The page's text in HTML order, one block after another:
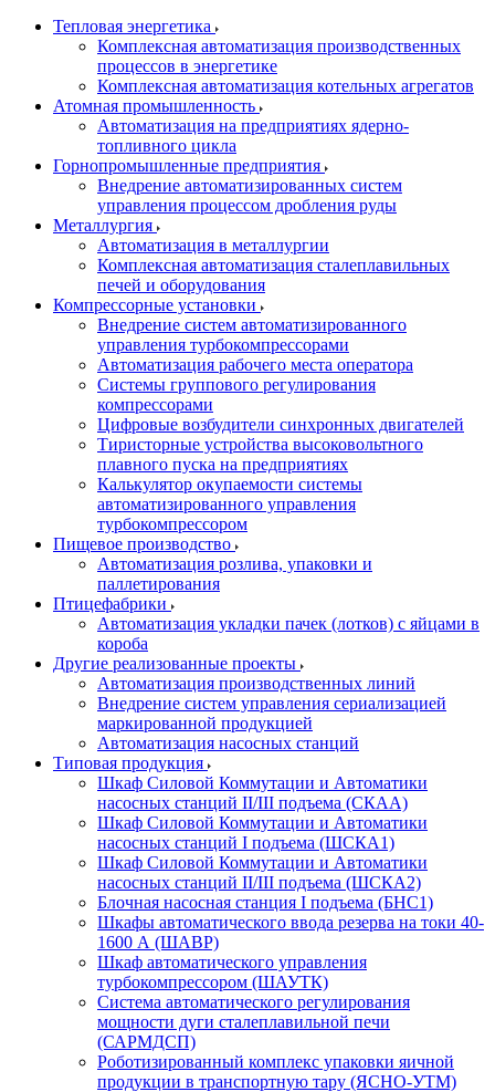
Тепловая энергетика
Комплексная автоматизация производственных
процессов в энергетике
Комплексная автоматизация котельных агрегатов
Атомная промышленность
Автоматизация на предприятиях ядерно-
топливного цикла
Горнопромышленные предприятия
Внедрение автоматизированных систем
управления процессом дробления руды
Металлургия
Автоматизация в металлургии
Комплексная автоматизация сталеплавильных
печей и оборудования
Компрессорные установки
Внедрение систем автоматизированного
управления турбокомпрессорами
Автоматизация рабочего места оператора
Системы группового регулирования
компрессорами
Цифровые возбудители синхронных двигателей
Тиристорные устройства высоковольтного
плавного пуска на предприятиях
Калькулятор окупаемости системы
автоматизированного управления
турбокомпрессором
Пищевое производство
Автоматизация розлива, упаковки и
паллетирования
Птицефабрики
Автоматизация укладки пачек (лотков) с яйцами в
короба
Другие реализованные проекты
Автоматизация производственных линий
Внедрение систем управления сериализацией
маркированной продукцией
Автоматизация насосных станций
Типовая продукция
Шкаф Силовой Коммутации и Автоматики
насосных станций II/III подъема (СКАА)
Шкаф Силовой Коммутации и Автоматики
насосных станций I подъема (ШСКА1)
Шкаф Силовой Коммутации и Автоматики
насосных станций II/III подъема (ШСКА2)
Блочная насосная станция I подъема (БНС1)
Шкафы автоматического ввода резерва на токи 40-
1600 А (ШАВР)
Шкаф автоматического управления
турбокомпрессором (ШАУТК)
Система автоматического регулирования
мощности дуги сталеплавильной печи
(САРМДСП)
Роботизированный комплекс упаковки яичной
продукции в транспортную тару (ЯСНО-УТМ)